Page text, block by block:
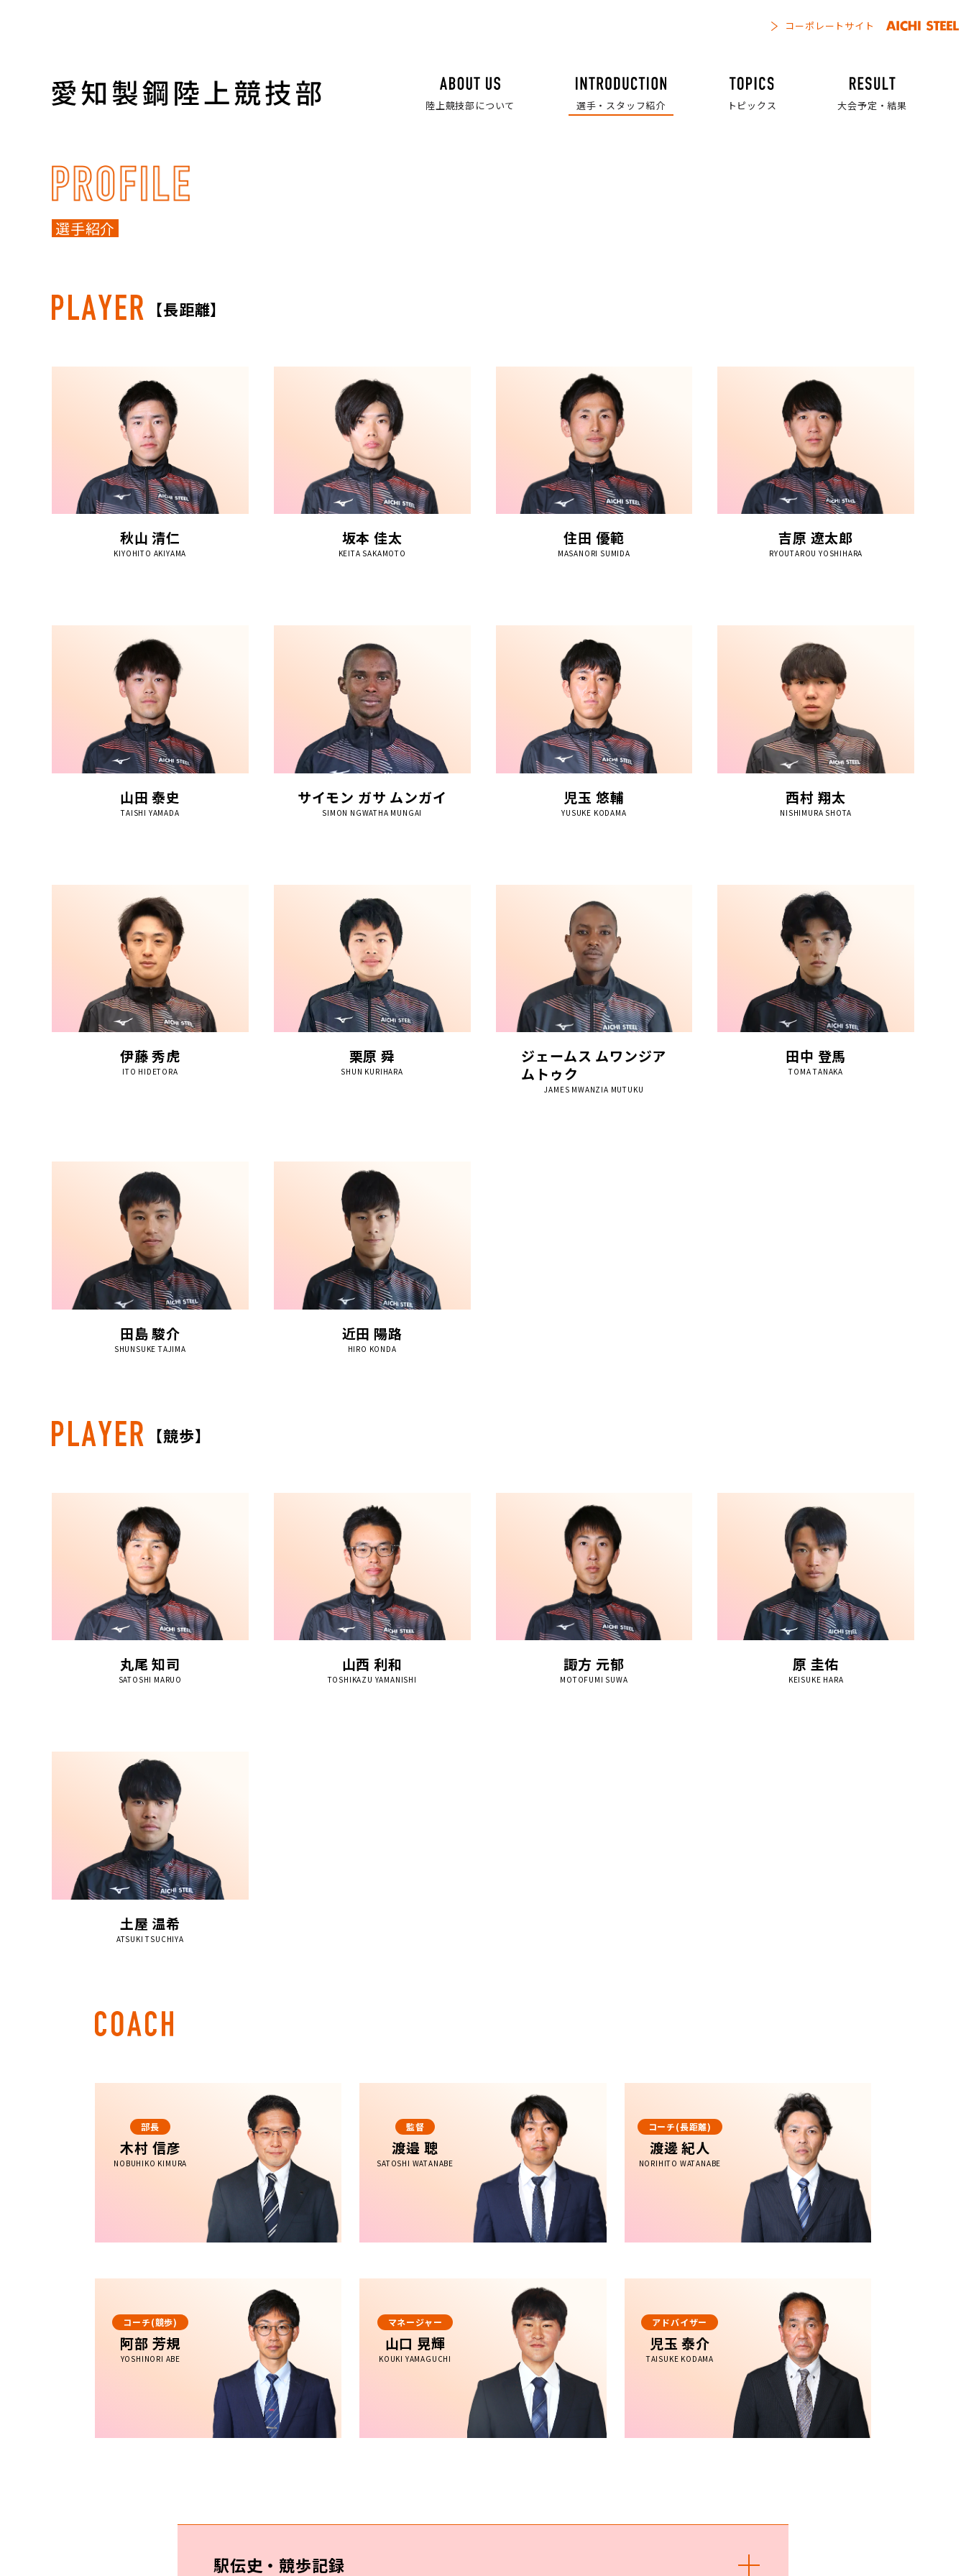
コーポレートサイト
陸上競技部について 選手・スタッフ紹介 トピックス 大会予定・結果
選手紹介
【長距離】
秋山 清仁
KIYOHITO AKIYAMA
坂本 佳太
KEITA SAKAMOTO
住田 優範
MASANORI SUMIDA
吉原 遼太郎
RYOUTAROU YOSHIHARA
山田 泰史
TAISHI YAMADA
サイモン ガサ ムンガイ
SIMON NGWATHA MUNGAI
児玉 悠輔
YUSUKE KODAMA
西村 翔太
NISHIMURA SHOTA
伊藤 秀虎
ITO HIDETORA
栗原 舜
SHUN KURIHARA
ジェームス ムワンジア
ムトゥク
JAMES MWANZIA MUTUKU
田中 登馬
TOMA TANAKA
田島 駿介
SHUNSUKE TAJIMA
近田 陽路
HIRO KONDA
【競歩】
丸尾 知司
SATOSHI MARUO
山西 利和
TOSHIKAZU YAMANISHI
諏方 元郁
MOTOFUMI SUWA
原 圭佑
KEISUKE HARA
土屋 温希
ATSUKI TSUCHIYA
部長
木村 信彦
NOBUHIKO KIMURA
監督
渡邉 聰
SATOSHI WATANABE
コーチ(長距離)
渡邊 紀人
NORIHITO WATANABE
コーチ(競歩)
阿部 芳規
YOSHINORI ABE
マネージャー
山口 晃輝
KOUKI YAMAGUCHI
アドバイザー
児玉 泰介
TAISUKE KODAMA
駅伝史・競歩記録